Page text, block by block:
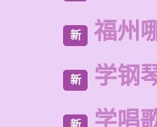
新 福州
新 学钢
新 学唱